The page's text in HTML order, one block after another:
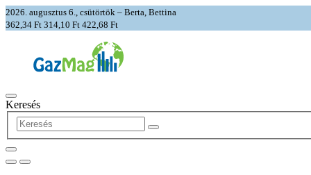
2026. augusztus 6., csütörtök – Berta, Bettina
362,34 Ft 314,10 Ft 422,68 Ft
Keresés